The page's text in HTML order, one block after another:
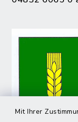
Mit Ihrer